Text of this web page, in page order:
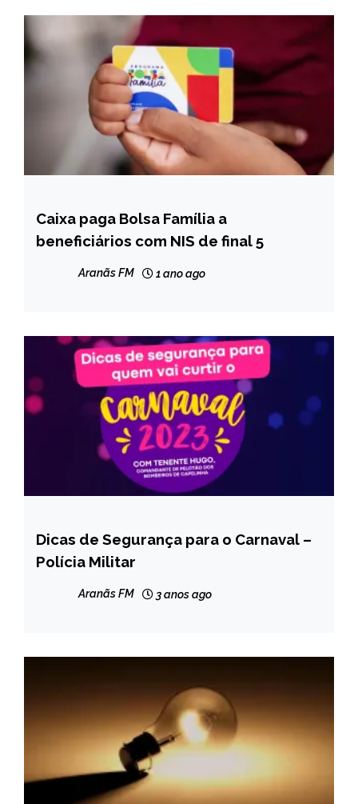
BRASIL
NOTÍCIAS
Caixa paga Bolsa Família a
beneficiários com NIS de final 5
Aranãs FM 1 ano ago
CAPELINHA
NOTÍCIAS
Dicas de Segurança para o Carnaval –
Polícia Militar
Aranãs FM 3 anos ago